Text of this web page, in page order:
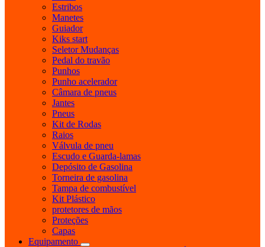
Estribos
Manetes
Guiador
Kiks start
Seletor Mudanças
Pedal do travão
Punhos
Punho acelerador
Câmara de pneus
Jantes
Pneus
Kit de Rodas
Raios
Válvula de pneu
Escudo e Guarda-lamas
Depósito de Gasolina
Torneira de gasolina
Tampa de combustível
Kit Plástico
protetores de mãos
Proteções
Capas
Equipamento